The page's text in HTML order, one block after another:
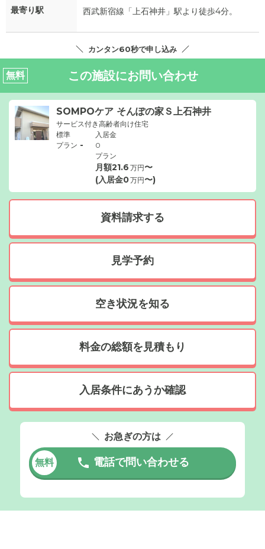
最寄り駅 西武新宿線「上石神井」駅より徒歩4分。
カンタン60秒で申し込み
無料 この施設にお問い合わせ
SOMPOケア そんぽの家Ｓ上石神井
サービス付き高齢者向け住宅
標準
プラン -
入居金
0
プラン
月額21.6 万円〜
(入居金0万円〜)
資料請求する
見学予約
空き状況を知る
料金の総額を見積もり
入居条件にあうか確認
お急ぎの方は
無料 電話で問い合わせる